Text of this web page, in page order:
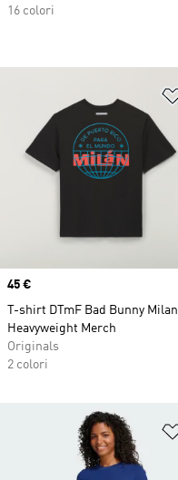
16 colori
Price
45 €
T-shirt DTmF Bad Bunny Milan
Heavyweight Merch
Originals
2 colori